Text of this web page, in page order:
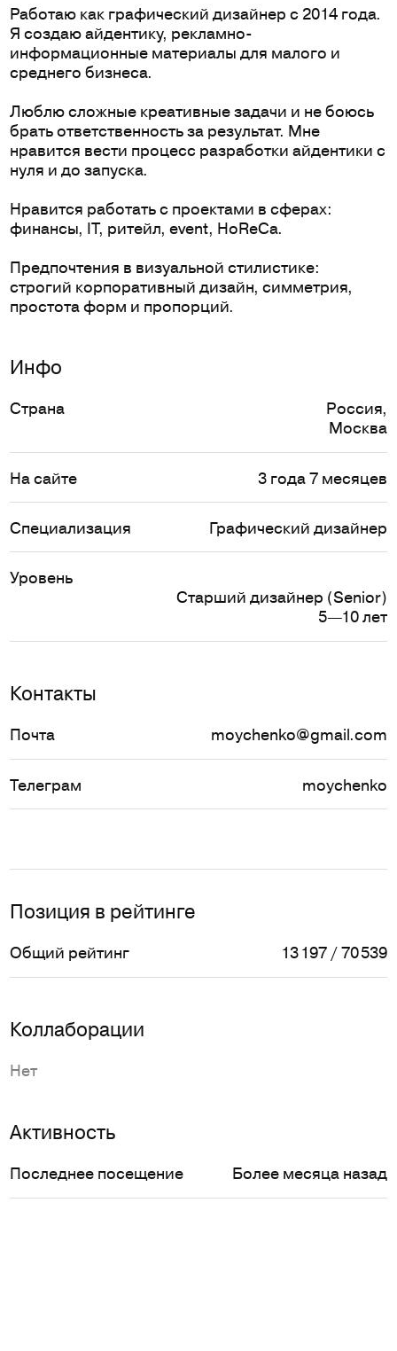
Инфо
Страна Россия,
Москва
На сайте 3 года 7 месяцев
Специализация Графический дизайнер
Уровень
Старший дизайнер (Senior)
5—10 лет
Контакты
Почта moychenko@gmail.com
Телеграм moychenko
Работаю как графический дизайнер с 2014 года.
Я создаю айдентику, рекламно-
информационные материалы для малого и
среднего бизнеса.
Люблю сложные креативные задачи и не боюсь
брать ответственность за результат. Мне
нравится вести процесс разработки айдентики с
нуля и до запуска.
Нравится работать с проектами в сферах:
финансы, IT, ритейл, event, HoReCa.
Предпочтения в визуальной стилистике:
строгий корпоративный дизайн, симметрия,
простота форм и пропорций.
Позиция в рейтинге
Общий рейтинг 13 197 / 70 539
Коллаборации
Нет
Активность
Последнее посещение Более месяца назад